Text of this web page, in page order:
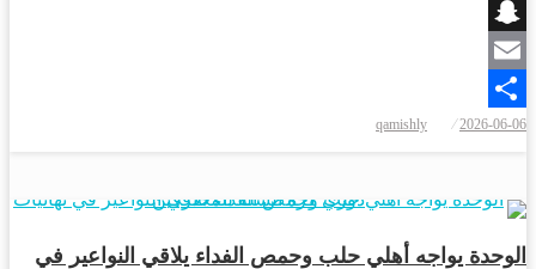
Viber
Snapchat
Email
Share
في
2026-06-06
qamishly
الوحدة يواجه أهلي حلب وحمص الفداء يلاقي النواعير في